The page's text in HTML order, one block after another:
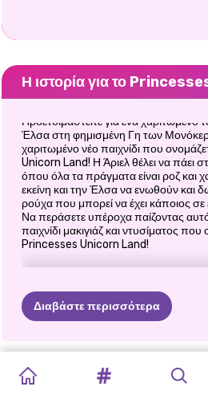
Η ιστορία για το
Προετοιμαστείτε για ένα χαριτωμένο
Έλσα στη φημισμένη Γη των
χαριτωμένο νέο παιχνίδι που
Unicorn Land! Η Άριελ θέλει να πάει
όπου όλα τα πράγματα είναι ροζ και
εκείνη και την Έλσα να ενωθούν και
ρούχα που μπορεί να έχει κάποιος σε
Να περάσετε υπέροχα παίζοντας
παιχνίδι μακιγιάζ και ντυσίματος
Princesses Unicorn Land!
Διαβάστε περισσότερα
ΝΤΎΝΟΜΑΙ
VS
SUPERMODEL
FASHION
ΑΠΌΚΟΣΜΟ
ΦΤΙΆΞΕ
ΔΙΚΉ
POLYNESIAN
PRINCESS
ΈΚΠΛΗΞΗ
ΓΕΝΕΘΛΊΩΝ
ΜΟΝΌΚΕΡΟΙ